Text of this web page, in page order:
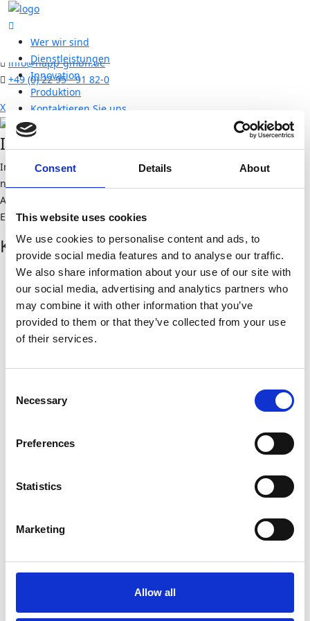
Consent Details About
This website uses cookies
We use cookies to personalise content and ads, to
provide social media features and to analyse our traffic.
We also share information about your use of our site with
our social media, advertising and analytics partners who
may combine it with other information that you’ve
provided to them or that they’ve collected from your use
of their services.
Selection
Necessary
Preferences
Statistics
Marketing
Allow all
search
here
Wer wir sind
Dienstleistungen
Innovation
Produktion
Kontaktieren Sie uns
info@happ-gmbh.de
+49 (0) 22 95 - 91 82-0
X
Injection Tools & Parts
Innovation und technologische Spitzenleistung zur Entwicklung
neuer Anwendungen in verschiedenen Branchen, darunter
Automobil, Heizungs-, Lüftungs- und Klimatechnik, Filtertechnik,
Elektronik und Leichtbau
Kontaktieren Sie uns
Brölstraße 2b
D-53809 Ruppichteroth
+49 (0) 22 95 - 91 82-0
Arbeitszeiten : 9.30am to 6.30pm
Kunststoffspritzgusswerk und Formenbau GmbH
Amtsgericht Siegburg HRB 2332
Martin Storb